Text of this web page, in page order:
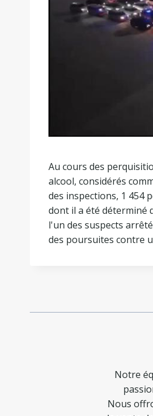
Au cours des
alcool, considérés
des inspections, 1 454
dont il a été déterminé
l'un des suspects
des poursuites contre
Notre
Nous